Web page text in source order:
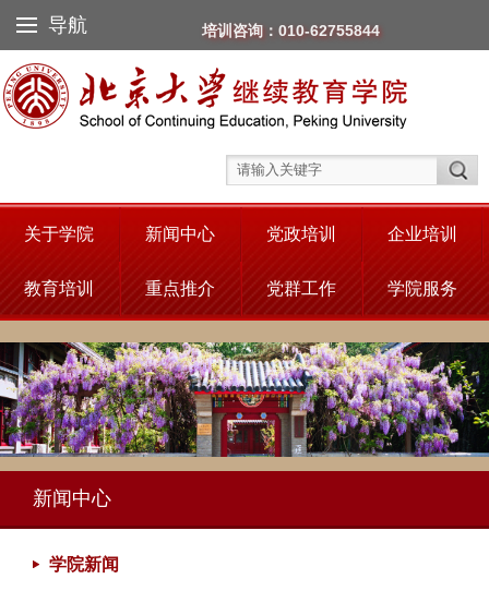
导航 培训咨询：010-62755844
关于学院 新闻中心 党政培训 企业培训
教育培训 重点推介 党群工作 学院服务
新闻中心
学院新闻